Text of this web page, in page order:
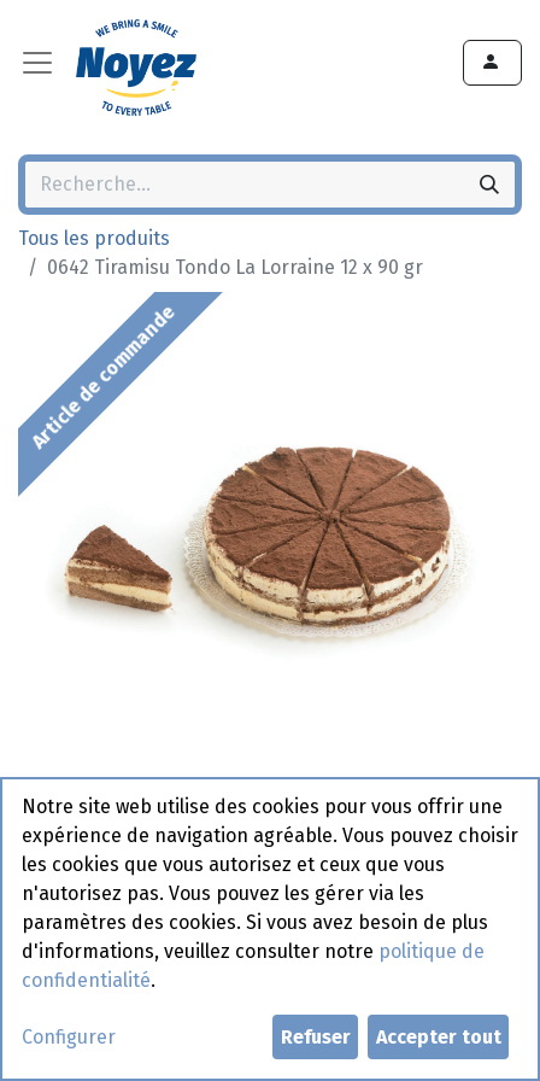
Tous les produits
0642 Tiramisu Tondo La Lorraine 12 x 90 gr
Article de commande
0642 Tiramisu Tondo La
Lorraine 12 x 90 gr
Article de commande
Demander un compte
Notre site web utilise des cookies pour vous offrir une
expérience de navigation agréable. Vous pouvez choisir
les cookies que vous autorisez et ceux que vous
n'autorisez pas. Vous pouvez les gérer via les
paramètres des cookies. Si vous avez besoin de plus
d'informations, veuillez consulter notre politique de
confidentialité.
Configurer Refuser Accepter tout